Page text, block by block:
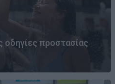
οδηγίες προστασίας